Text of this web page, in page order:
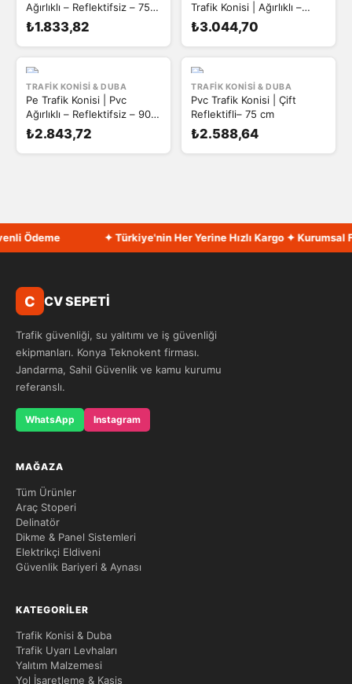
Ağırlıklı – Reflektifsiz – 75
cm
₺1.833,82
Trafik Konisi | Ağırlıklı –
Reflektifsiz
₺3.044,70
TRAFIK KONISI & DUBA
Pe Trafik Konisi | Pvc
Ağırlıklı – Reflektifsiz – 90
cm
₺2.843,72
TRAFIK KONISI & DUBA
Pvc Trafik Konisi | Çift
Reflektifli– 75 cm
₺2.588,64
Ödeme ✦ Türkiye'nin Her Yerine Hızlı Kargo ✦ Kurumsal
C CV SEPETİ
Trafik güvenliği, su yalıtımı ve iş güvenliği
ekipmanları. Konya Teknokent firması.
Jandarma, Sahil Güvenlik ve kamu kurumu
referanslı.
WhatsApp Instagram
MAĞAZA
Tüm Ürünler
Araç Stoperi
Delinatör
Dikme & Panel Sistemleri
Elektrikçi Eldiveni
Güvenlik Bariyeri & Aynası
KATEGORILER
Trafik Konisi & Duba
Trafik Uyarı Levhaları
Yalıtım Malzemesi
Yol İşaretleme & Kasis